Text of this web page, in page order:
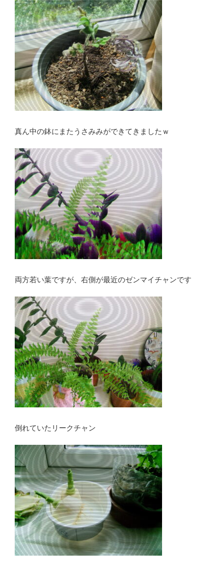
真ん中の鉢にまたうさみみができてきましたｗ
両方若い葉ですが、右側が最近のゼンマイチャンです
倒れていたリークチャン